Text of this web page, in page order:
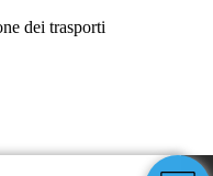
dei trasporti